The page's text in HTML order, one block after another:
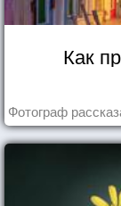
Как
Фотограф